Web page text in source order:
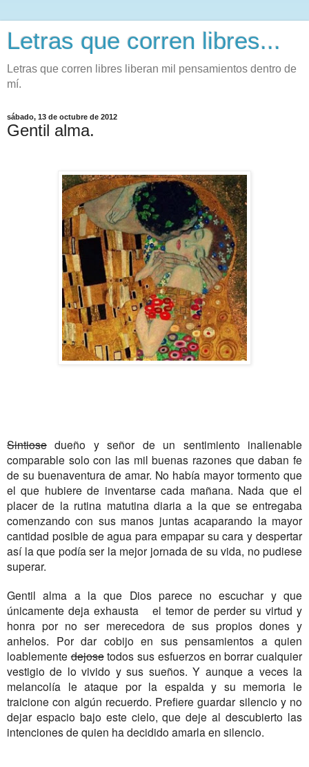
Letras que corren libres...
Letras que corren libres liberan mil pensamientos dentro de
mí.
sábado, 13 de octubre de 2012
Gentil alma.
Sintiose dueño y señor de un sentimiento inalienable
comparable solo con las mil buenas razones que daban fe
de su buenaventura de amar. No había mayor tormento que
el que hubiere de inventarse cada mañana. Nada que el
placer de la rutina matutina diaria a la que se entregaba
comenzando con sus manos juntas acaparando la mayor
cantidad posible de agua para empapar su cara y despertar
así la que podía ser la mejor jornada de su vida, no pudiese
superar.
Gentil alma a la que Dios parece no escuchar y que
únicamente deja exhausta el temor de perder su virtud y
honra por no ser merecedora de sus propios dones y
anhelos. Por dar cobijo en sus pensamientos a quien
loablementedejosetodos sus esfuerzos en borrar cualquier
vestigio de lo vivido y sus sueños. Y aunque a veces la
melancolía le ataque por la espalda y su memoria le
traicione con algún recuerdo. Prefiere guardar silencio y no
dejar espacio bajo este cielo, que deje al descubierto las
intenciones de quien ha decidido amarla en silencio.